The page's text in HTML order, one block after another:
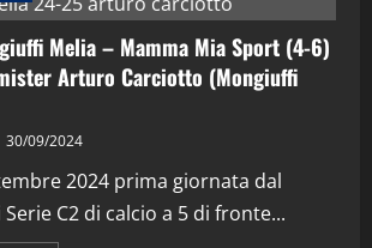
Melia – Mamma Mia Sport (4-6)
Arturo Carciotto (Mongiuffi
30/09/2024
2024 prima giornata dal
C2 di calcio a 5 di fronte...
“SportEmpire” in Podcast: 29^ Puntata
(Martedi 28 Aprile 2026)
28/04/2026